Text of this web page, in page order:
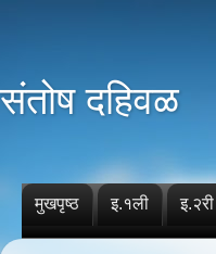
संतोष दहिवळ
मुखपृष्ठ इ.१ली इ.२री